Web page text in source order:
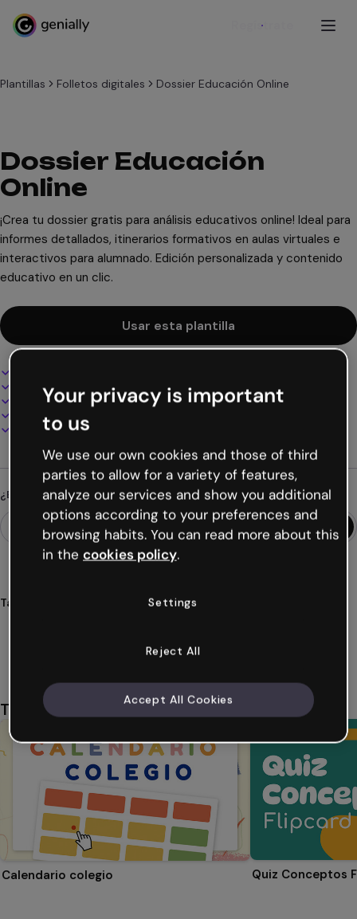
Regístrate
Plantillas Folletos digitales Dossier Educación Online
Dossier Educación
Online
¡Crea tu dossier gratis para análisis educativos online! Ideal para
informes detallados, itinerarios formativos en aulas virtuales e
interactivos para alumnado. Edición personalizada y contenido
educativo en un clic.
Usar esta plantilla
100% personalizable
Añade audio, vídeo y multimedia
Presenta, comparte o publica online
Descarga en PDF, MP4 y otros formatos
¿Buscas algo diferente?
Tags
También te puede gustar
Calendario colegio Quiz Conceptos
Your privacy is important
to us
We use our own cookies and those of third
parties to allow for a variety of features,
analyze our services and show you additional
options according to your preferences and
browsing habits. You can read more about this
in the cookies policy.
Settings
Reject All
Accept All Cookies